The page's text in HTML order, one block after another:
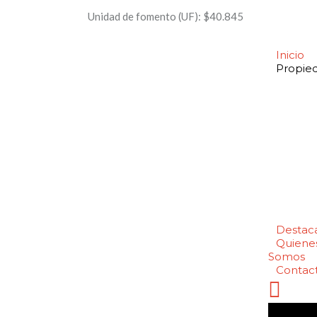
Unidad de fomento (UF): $40.845
Inicio
Somos